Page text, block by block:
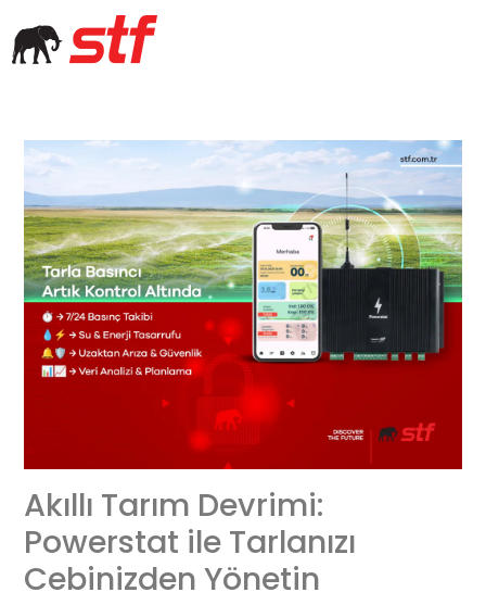
Akıllı Tarım Devrimi:
Powerstat ile Tarlanızı
Cebinizden Yönetin